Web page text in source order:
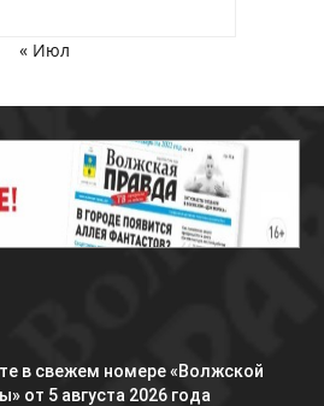
« Июл
в свежем номере «Волжской
от 5 августа 2026 года